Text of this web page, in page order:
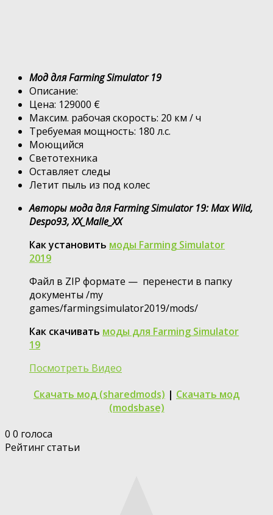
Мод для Farming Simulator 19
Описание:
Цена: 129000 €
Максим. рабочая скорость: 20 км / ч
Требуемая мощность: 180 л.с.
Моющийся
Светотехника
Оставляет следы
Летит пыль из под колес
Авторы мода для Farming Simulator 19: Max Wild,
Despo93, XX_Malle_XX
Как установить моды Farming Simulator
2019
Файл в ZIP формате — перенести в папку
документы /my
games/farmingsimulator2019/mods/
Как скачивать моды для Farming Simulator
19
Посмотреть Видео
Скачать мод (sharedmods) | Скачать мод
(modsbase)
0 0 голоса
Рейтинг статьи